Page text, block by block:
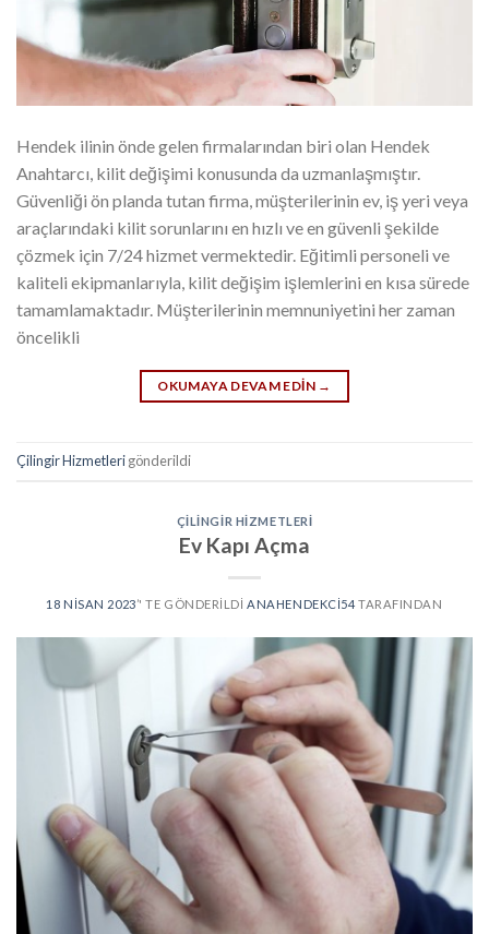
Hendek ilinin önde gelen firmalarından biri olan Hendek
Anahtarcı, kilit değişimi konusunda da uzmanlaşmıştır.
Güvenliği ön planda tutan firma, müşterilerinin ev, iş yeri veya
araçlarındaki kilit sorunlarını en hızlı ve en güvenli şekilde
çözmek için 7/24 hizmet vermektedir. Eğitimli personeli ve
kaliteli ekipmanlarıyla, kilit değişim işlemlerini en kısa sürede
tamamlamaktadır. Müşterilerinin memnuniyetini her zaman
öncelikli
OKUMAYA DEVAM EDIN →
Çilingir Hizmetlerigönderildi
ÇILINGIR HIZMETLERI
Ev Kapı Açma
18 NISAN 2023’' TE GÖNDERILDI ANAHENDEKCI54 TARAFINDAN